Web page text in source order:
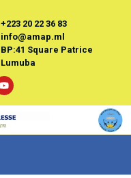
+223 20 22 36 83
info@amap.ml
BP:41 Square Patrice
Lumuba